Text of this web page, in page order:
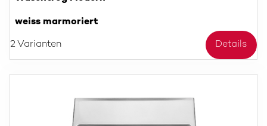
weiss marmoriert
2 Varianten Details